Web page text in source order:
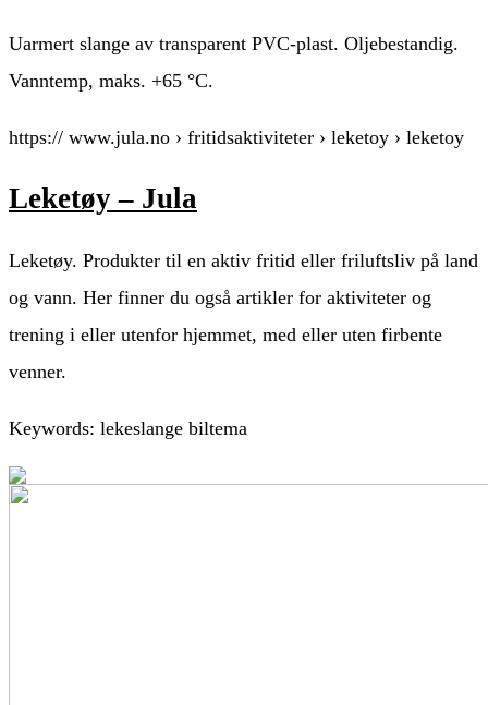
Uarmert slange av transparent PVC-plast. Oljebestandig.
Vanntemp, maks. +65 °C.
https:// www.jula.no › fritidsaktiviteter › leketoy › leketoy
Leketøy – Jula
Leketøy. Produkter til en aktiv fritid eller friluftsliv på land
og vann. Her finner du også artikler for aktiviteter og
trening i eller utenfor hjemmet, med eller uten firbente
venner.
Keywords: lekeslange biltema